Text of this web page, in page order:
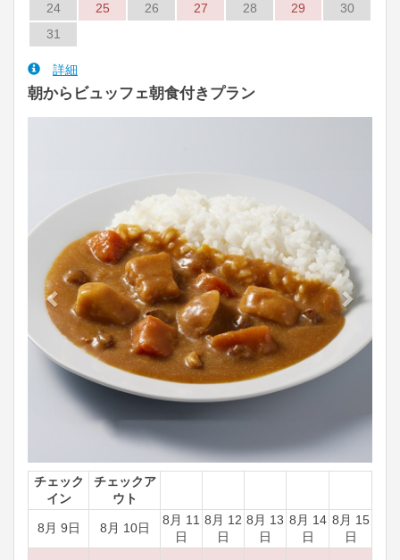
24
25 26 27 28 29
30
31
詳細
朝からビュッフェ朝食付きプラン
チェック
イン
チェックア
ウト
8月 9日 8月 10日
8月 11
日
8月 12
日
8月 13
日
8月 14
日
8月 15
日